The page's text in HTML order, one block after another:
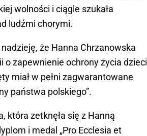
wolności i ciągle szukała
ludźmi chorymi.
że Hanna Chrzanowska
o zapewnienie ochrony życia dzieci
miał w pełni zagwarantowane
państwa polskiego”.
która zetknęła się z Hanną
i medal „Pro Ecclesia et